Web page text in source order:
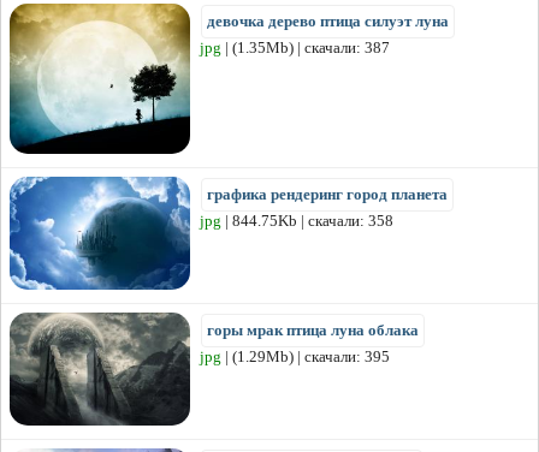
девочка дерево птица силуэт луна
jpg | (1.35Mb) | скачали: 387
графика рендеринг город планета
jpg | 844.75Kb | скачали: 358
горы мрак птица луна облака
jpg | (1.29Mb) | скачали: 395